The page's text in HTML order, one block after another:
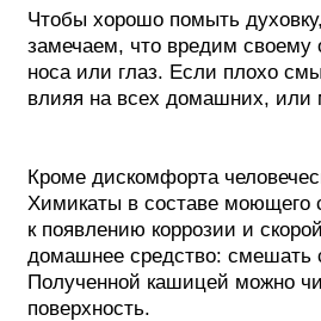
Чтобы хорошо помыть
замечаем, что вредим своему
носа или глаз. Если плохо
влияя на всех домашних, или
Кроме дискомфорта
Химикаты в составе моющего
к появлению коррозии и
домашнее средство: смешать
Полученной кашицей можно
поверхность.